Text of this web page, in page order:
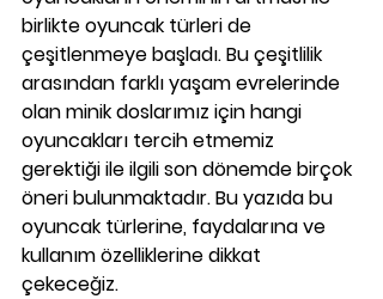
birlikte oyuncak türleri de
çeşitlenmeye başladı. Bu çeşitlilik
arasından farklı yaşam evrelerinde
olan minik doslarımız için hangi
oyuncakları tercih etmemiz
gerektiği ile ilgili son dönemde birçok
öneri bulunmaktadır. Bu yazıda bu
oyuncak türlerine, faydalarına ve
kullanım özelliklerine dikkat
çekeceğiz.